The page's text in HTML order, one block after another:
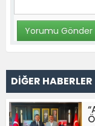
DİĞER HABERLER